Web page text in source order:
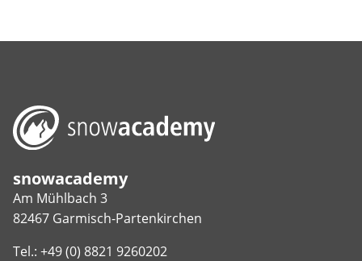
snowacademy
Am Mühlbach 3
82467 Garmisch-Partenkirchen
Tel.: +49 (0) 8821 9260202